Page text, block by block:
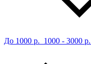
До 1000 р. 1000 - 3000 р.